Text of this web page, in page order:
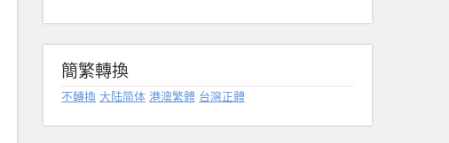
簡繁轉換
不轉換 大陆简体 港澳繁體 台灣正體